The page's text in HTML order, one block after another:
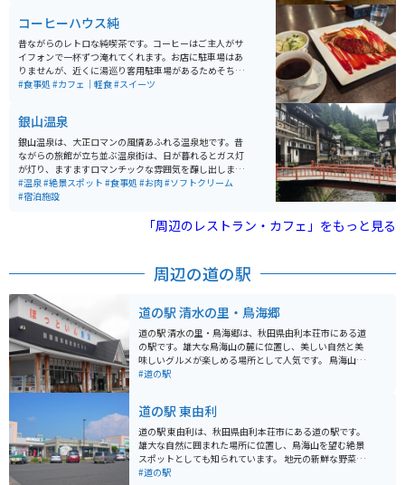
く、人気があるため、行かれる際には予約をしてから行
くことをオススメします。
コーヒーハウス純
昔ながらのレトロな純喫茶です。コーヒーはご主人がサ
イフォンで一杯ずつ淹れてくれます。お店に駐車場はあ
りませんが、近くに湯巡り客用駐車場があるためそちら
に停めると徒歩でアクセスできます。メニューはナポリ
#食事処 #カフェ｜軽食#スイーツ
銀山温泉
銀山温泉は、大正ロマンの風情あふれる温泉地です。昔
ながらの旅館が立ち並ぶ温泉街は、日が暮れるとガス灯
が灯り、ますますロマンチックな雰囲気を醸し出しま
す。銀山温泉は、慶長年間に栄えた延沢銀山から名付け
られました。温泉宿が温泉街の中心に通る銀山川の両岸
かしさと秘湯感を思わせる雰囲気が人気な観光スポット
す。季節によって様々な表情を見せることもあり、年間
を通して楽しめる観光スポットとして人気があります。
温泉以外にも、尾花沢牛やそばなどの地元のグルメも堪
能できます。
#温泉#絶景スポット #食事処 #お肉#ソフトクリーム
#宿泊施設
「周辺のレストラン・カフェ」をもっと見る
周辺の道の駅
道の駅 清水の里・鳥海郷
道の駅 清水の里・鳥海郷は、秋田県由利本荘市にある道
の駅です。雄大な鳥海山の麓に位置し、美しい自然と美
味しいグルメが楽しめる場所として人気です。 鳥海山か
ら湧き出る清らかな水と、肥沃な大地で育まれた農産物
高原産の牛乳を使ったソフトクリームやジェラートもお
すすめです。 また、併設されている「農産物直売所」で
は、地元農家が丹精込めて作った新鮮な野菜や果物、加
工品などが販売されています。 バイクで訪れる際には、
鳥海ブルーラインを走れば、日本海と鳥海山の絶景を眺
#道の駅
道の駅 東由利
道の駅 東由利は、秋田県由利本荘市にある道の駅です。
雄大な自然に囲まれた場所に位置し、鳥海山を望む絶景
スポットとしても知られています。 地元の新鮮な野菜や
果物を販売する農産物直売所があり、特産品の「黄桜桃
#道の駅